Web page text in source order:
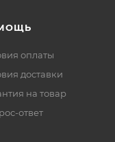
оплаты
доставки
на товар
ответ